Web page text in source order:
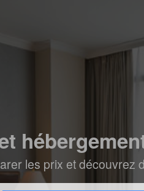
les prix et découvrez